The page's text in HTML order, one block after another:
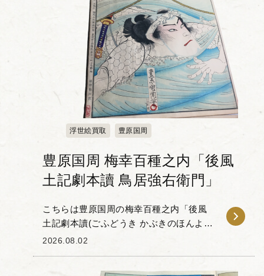
浮世絵買取 豊原国周
豊原国周 梅幸百種之内「後風
土記劇本讀 鳥居強右衛門」
こちらは豊原国周の梅幸百種之内「後風
土記劇本讀(ごふどうき かぶきのほんよ
み)鳥居強右衛門(とりい すねえもん)」で
2026.08.02